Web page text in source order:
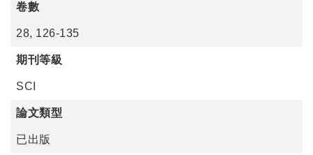
卷數
28, 126-135
期刊等級
SCI
論文類型
已出版